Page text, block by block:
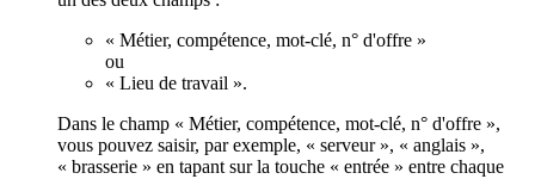
« Métier, compétence, mot-clé, n° d'offre »
ou
« Lieu de travail ».
Dans le champ « Métier, compétence, mot-clé, n° d'offre »,
vous pouvez saisir, par exemple, « serveur », « anglais »,
« brasserie » en tapant sur la touche « entrée » entre chaque